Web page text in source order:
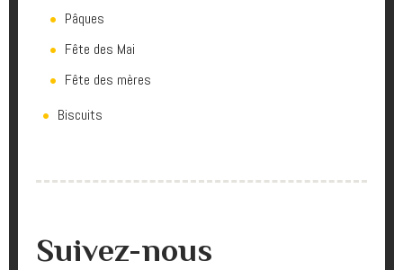
Pâques
Fête des Mai
Fête des mères
Biscuits
Suivez-nous